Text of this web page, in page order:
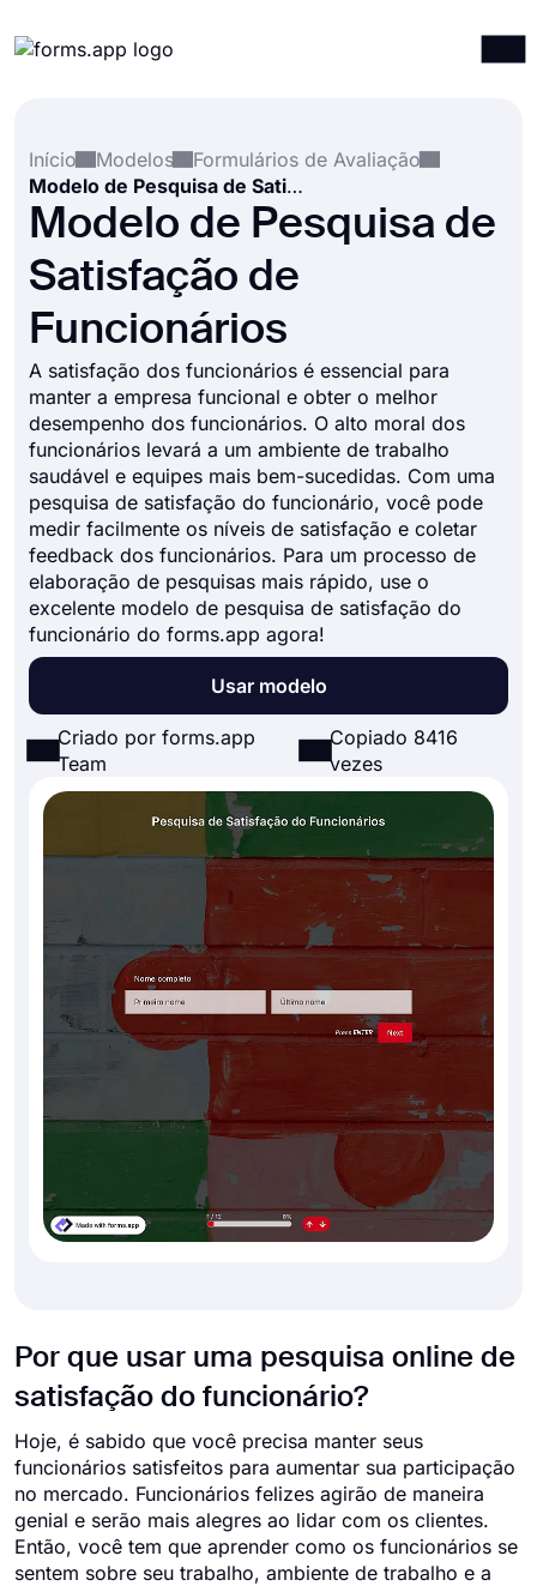
Integrações
Modelos
Recursos
Início
Modelos
Formulários de Avaliação
Modelo de Pesquisa de Satisfação de Funcionários
Modelo de Pesquisa de
Satisfação de
Funcionários
A satisfação dos funcionários é essencial para
manter a empresa funcional e obter o melhor
desempenho dos funcionários. O alto moral dos
funcionários levará a um ambiente de trabalho
saudável e equipes mais bem-sucedidas. Com uma
pesquisa de satisfação do funcionário, você pode
medir facilmente os níveis de satisfação e coletar
feedback dos funcionários. Para um processo de
elaboração de pesquisas mais rápido, use o
excelente modelo de pesquisa de satisfação do
funcionário do forms.app agora!
Usar modelo
Criado por forms.app
Team
Copiado 8416
vezes
Por que usar uma pesquisa online de
satisfação do funcionário?
Hoje, é sabido que você precisa manter seus
funcionários satisfeitos para aumentar sua participação
no mercado. Funcionários felizes agirão de maneira
genial e serão mais alegres ao lidar com os clientes.
Então, você tem que aprender como os funcionários se
sentem sobre seu trabalho, ambiente de trabalho e a